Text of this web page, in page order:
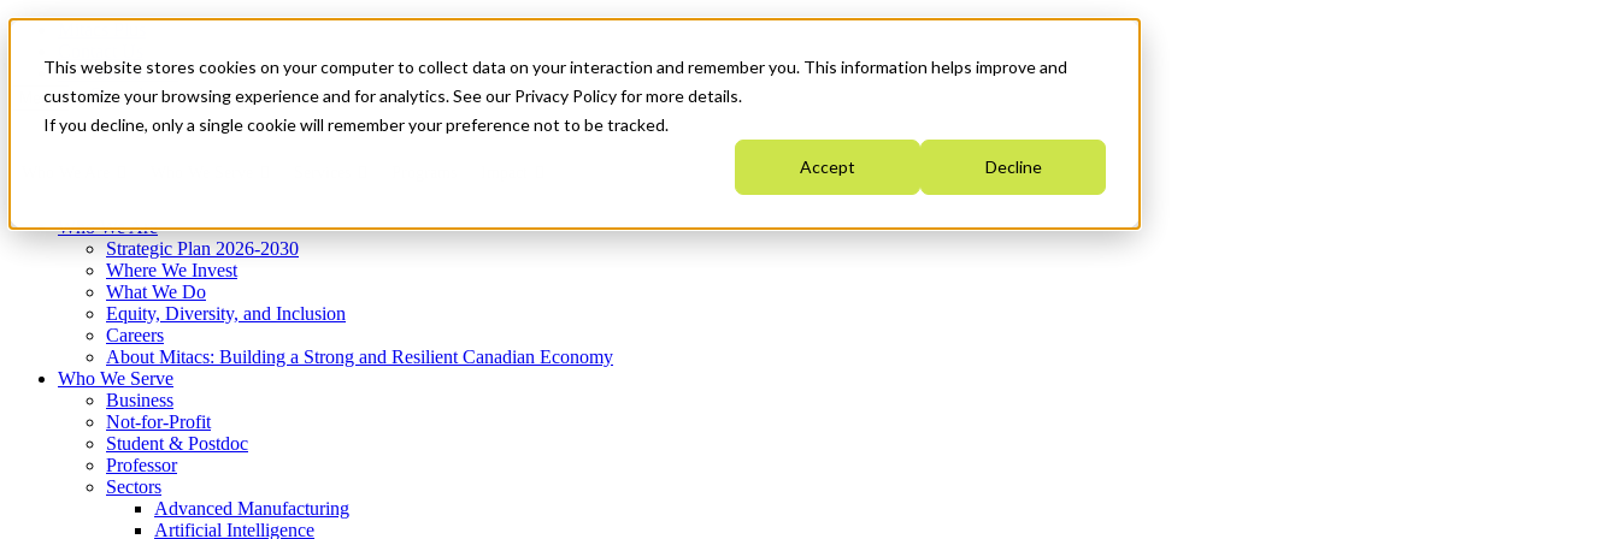
This website stores cookies on your computer to collect data on your interaction and remember you. This information helps improve and
customize your browsing experience and for analytics. See our Privacy Policy for more details.
If you decline, only a single cookie will remember your preference not to be tracked.
Accept Decline
News & Events
Get Started
Menu
Who We Are
Strategic Plan 2026-2030
Where We Invest
What We Do
Equity, Diversity, and Inclusion
Careers
About Mitacs: Building a Strong and Resilient Canadian Economy
Who We Serve
Business
Not-for-Profit
Student & Postdoc
Professor
Sectors
Advanced Manufacturing
Artificial Intelligence